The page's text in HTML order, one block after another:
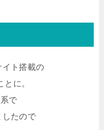
ト搭載の
に。
で
たので